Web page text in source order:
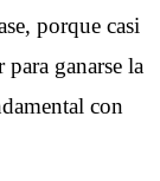
porque casi
para ganarse la
con